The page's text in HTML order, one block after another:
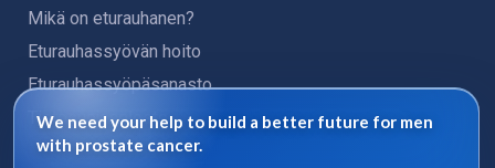
Mikä on eturauhanen?
Eturauhassyövän hoito
Eturauhassyöpäsanasto
Tietosuojaseloste
We need your help to build a better future for men
with prostate cancer.